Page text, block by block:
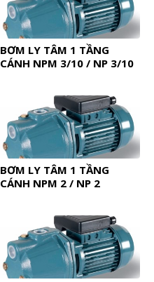
BƠM LY TÂM 1 TẦNG
CÁNH NPM 3/10 / NP 3/10
BƠM LY TÂM 1 TẦNG
CÁNH NPM 2 / NP 2